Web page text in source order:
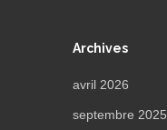
Archives
avril 2026
septembre 2025